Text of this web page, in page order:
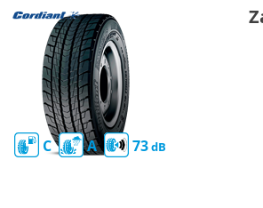
C A 73